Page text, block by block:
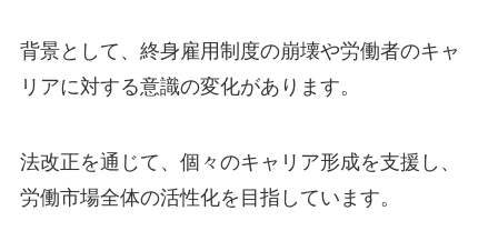
背景として、終身雇用制度の崩壊や労働者のキャ
リアに対する意識の変化があります。
法改正を通じて、個々のキャリア形成を支援し、
労働市場全体の活性化を目指しています。